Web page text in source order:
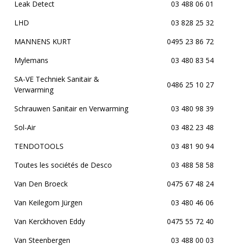
Leak Detect
03 488 06 01
LHD
03 828 25 32
MANNENS KURT
0495 23 86 72
Mylemans
03 480 83 54
SA-VE Techniek Sanitair &
Verwarming
0486 25 10 27
Schrauwen Sanitair en Verwarming
03 480 98 39
Sol-Air
03 482 23 48
TENDOTOOLS
03 481 90 94
Toutes les sociétés de Desco
03 488 58 58
Van Den Broeck
0475 67 48 24
Van Keilegom Jürgen
03 480 46 06
Van Kerckhoven Eddy
0475 55 72 40
Van Steenbergen
03 488 00 03